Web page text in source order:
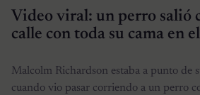
Video viral: un perro salió
calle con toda su cama en
Malcolm Richardson estaba a punto de
cuando vio pasar corriendo a un perro